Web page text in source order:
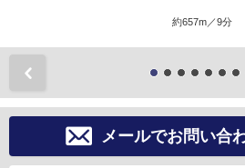
約657m／9分
メールでお問い合